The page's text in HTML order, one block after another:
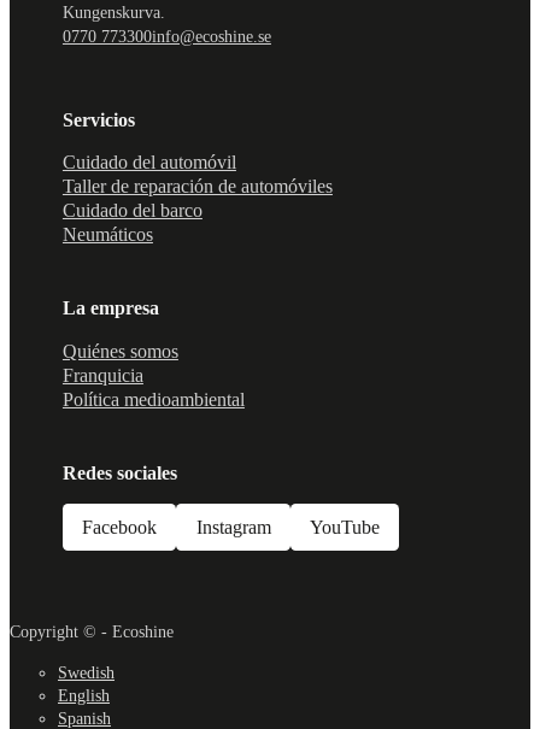
Kungenskurva.
0770 773300info@ecoshine.se
Servicios
Cuidado del automóvil
Taller de reparación de automóviles
Cuidado del barco
Neumáticos
La empresa
Quiénes somos
Franquicia
Política medioambiental
Redes sociales
Facebook Instagram YouTube
Copyright © - Ecoshine
Swedish
English
Spanish